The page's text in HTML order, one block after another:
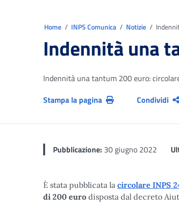
Home INPS Comunica Notizie
Indennità una
Indennità una tantum 200 euro:
Stampa la pagina
Condividi
Pubblicazione: 30 giugno 2022
È stata pubblicata la circolare INPS
di 200 euro disposta dal decreto